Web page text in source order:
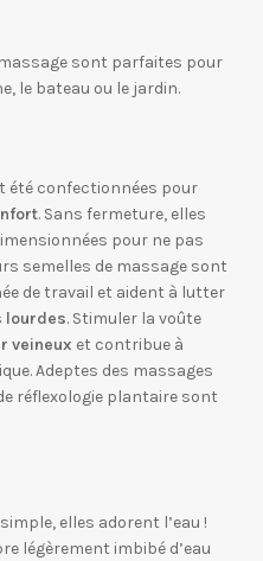
sont parfaites pour
le bateau ou le jardin.
été confectionnées pour
. Sans fermeture, elles
pour ne pas
semelles de massage sont
de travail et aident à lutter
lourdes. Stimuler la voûte
veineux et contribue à
Adeptes des massages
réflexologie plantaire sont
elles adorent l’eau !
légèrement imbibé d’eau